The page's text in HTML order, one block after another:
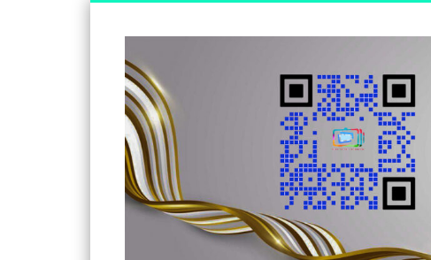
Somos un medio de información independiente, con visión joven.